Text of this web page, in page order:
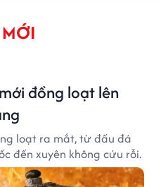
đồng loạt lên
loạt ra mắt, từ đấu đá
đến xuyên không cứu rỗi.